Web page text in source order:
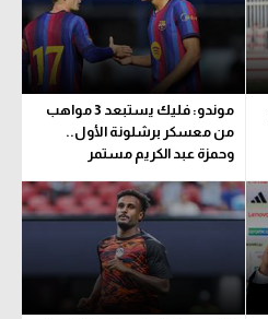
موندو: فليك يستبعد 3 مواهب
من معسكر برشلونة الأول..
وحمزة عبد الكريم مستمر